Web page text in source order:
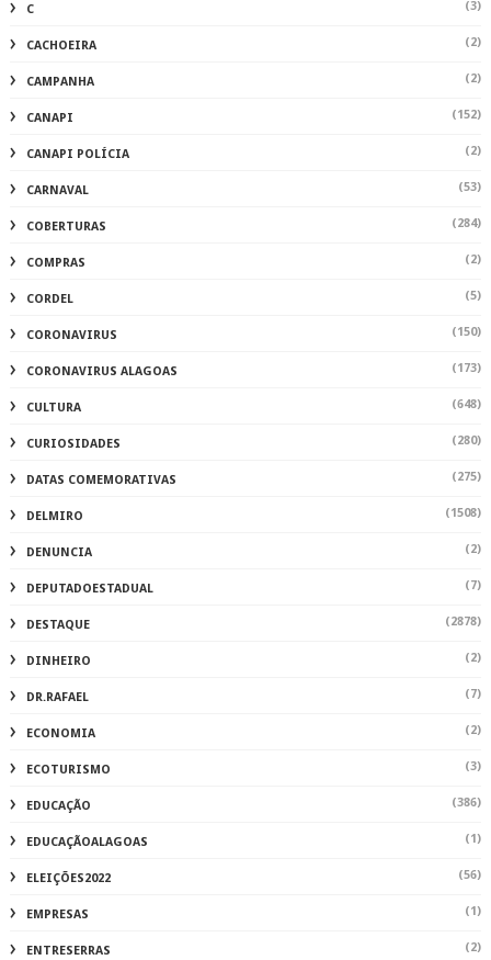
C (3)
CACHOEIRA (2)
CAMPANHA (2)
CANAPI (152)
CANAPI POLÍCIA (2)
CARNAVAL (53)
COBERTURAS (284)
COMPRAS (2)
CORDEL (5)
CORONAVIRUS (150)
CORONAVIRUS ALAGOAS (173)
CULTURA (648)
CURIOSIDADES (280)
DATAS COMEMORATIVAS (275)
DELMIRO (1508)
DENUNCIA (2)
DEPUTADOESTADUAL (7)
DESTAQUE (2878)
DINHEIRO (2)
DR.RAFAEL (7)
ECONOMIA (2)
ECOTURISMO (3)
EDUCAÇÃO (386)
EDUCAÇÃOALAGOAS (1)
ELEIÇÕES2022 (56)
EMPRESAS (1)
ENTRESERRAS (2)